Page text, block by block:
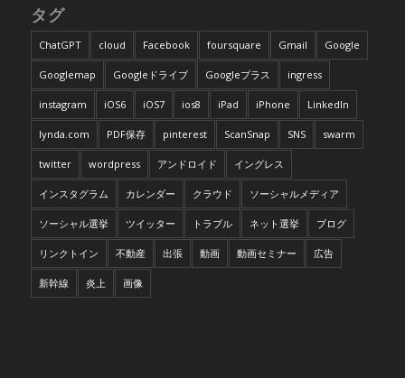
タグ
ChatGPT cloud Facebook foursquare Gmail Google
Googlemap Googleドライブ Googleプラス ingress
instagram iOS6 iOS7 ios8 iPad iPhone LinkedIn
lynda.com PDF保存 pinterest ScanSnap SNS swarm
twitter wordpress アンドロイド イングレス
インスタグラム カレンダー クラウド ソーシャルメディア
ソーシャル選挙 ツイッター トラブル ネット選挙 ブログ
リンクトイン 不動産 出張 動画 動画セミナー 広告
新幹線 炎上 画像